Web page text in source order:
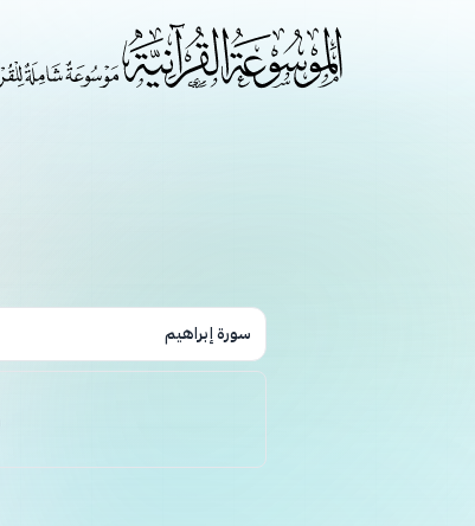
سورة إبراهيم